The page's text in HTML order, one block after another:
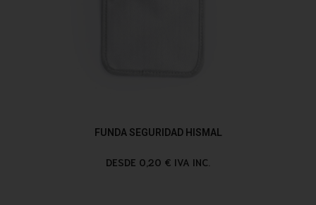
FUNDA SEGURIDAD HISMAL
DESDE 0,20 € IVA INC.